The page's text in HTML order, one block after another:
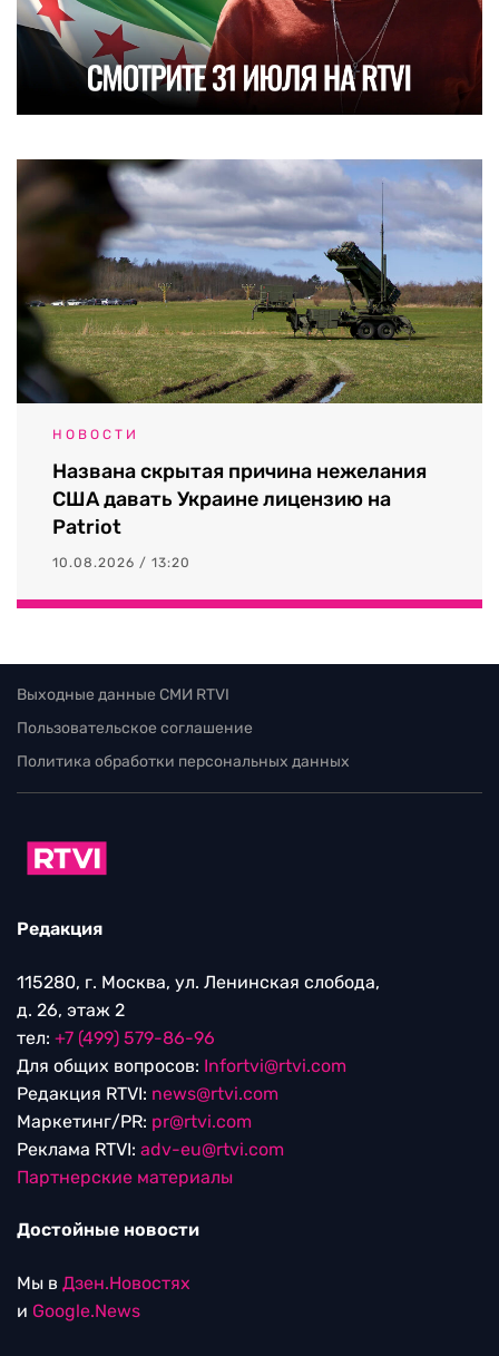
НОВОСТИ
Названа скрытая причина нежелания
США давать Украине лицензию на
Patriot
10.08.2026 / 13:20
Выходные данные СМИ RTVI
Пользовательское соглашение
Политика обработки персональных данных
Редакция
115280, г. Москва, ул. Ленинская слобода,
д. 26, этаж 2
тел: +7 (499) 579-86-96
Для общих вопросов: Infortvi@rtvi.com
Редакция RTVI: news@rtvi.com
Маркетинг/PR: pr@rtvi.com
Реклама RTVI: adv-eu@rtvi.com
Партнерские материалы
Достойные новости
Мы в Дзен.Новостях
и Google.News